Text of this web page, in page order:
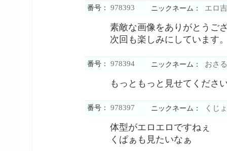
番号： 978393 ニックネーム： エロ
素敵な画像をありがとうご
次回も楽しみにしています
番号： 978394 ニックネーム： おさる
もっともっと見せてくださ
番号： 978397 ニックネーム： くじ
体型がエロエロですねぇ
くぱぁも見たいなぁ